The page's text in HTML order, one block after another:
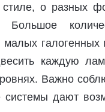
о разных
малых
каждую
Важно
дают